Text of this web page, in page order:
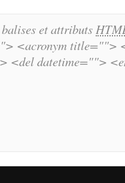
et attributs
<acronym title="">
<del datetime="">